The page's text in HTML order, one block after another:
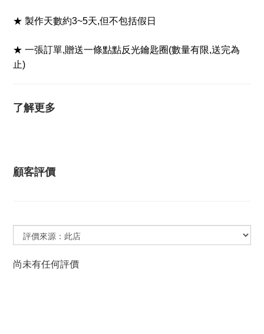
★ 製作天數約3~5天,但不包括假日
★ 一張訂單,贈送一條點點反光鑰匙圈(數量有限,送完為
止)
了解更多
顧客評價
尚未有任何評價